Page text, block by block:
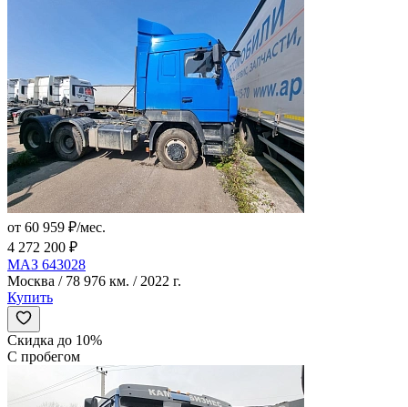
от 60 959 ₽/мес.
4 272 200 ₽
МАЗ 643028
Москва / 78 976 км. / 2022 г.
Купить
Скидка до 10%
С пробегом